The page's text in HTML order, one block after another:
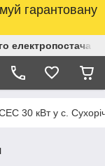
гарантовану
30 кВт у с.